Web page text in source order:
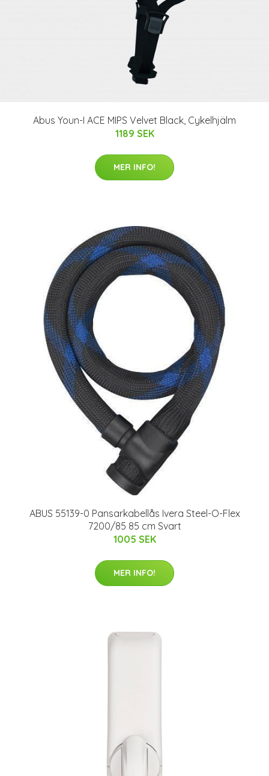
Abus Youn-I ACE MIPS Velvet Black, Cykelhjälm
1189 SEK
MER INFO!
ABUS 55139-0 Pansarkabellås Ivera Steel-O-Flex
7200/85 85 cm Svart
1005 SEK
MER INFO!